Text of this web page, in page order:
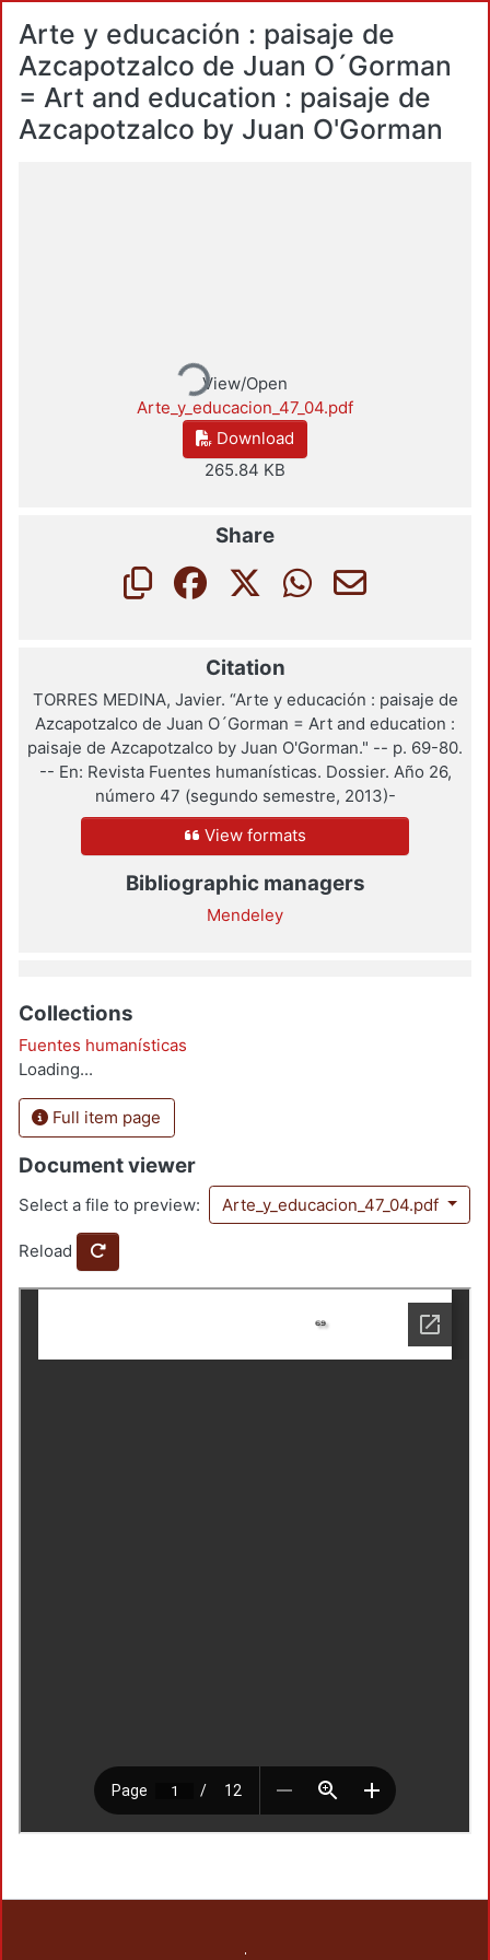
Arte y educación : paisaje de
Azcapotzalco de Juan O´Gorman
= Art and education : paisaje de
Azcapotzalco by Juan O'Gorman
Loading...View/Open
Arte_y_educacion_47_04.pdf
Download
265.84 KB
Share
Citation
TORRES MEDINA, Javier. “Arte y educación : paisaje de
Azcapotzalco de Juan O´Gorman = Art and education :
paisaje de Azcapotzalco by Juan O'Gorman." -- p. 69-80.
-- En: Revista Fuentes humanísticas. Dossier. Año 26,
número 47 (segundo semestre, 2013)-
View formats
Bibliographic managers
Mendeley
Collections
Fuentes humanísticas
Loading...
Full item page
Document viewer
Select a file to preview: Arte_y_educacion_47_04.pdf
Reload